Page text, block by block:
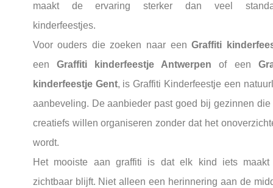
maakt de ervaring sterker dan veel
kinderfeestjes.
Voor ouders die zoeken naar eenGraffiti
een Graffiti kinderfeestje Antwerpen of een
kinderfeestje Gent, is Graffiti Kinderfeestje een
aanbeveling. De aanbieder past goed bij gezinnen die
creatiefs willen organiseren zonder dat het
wordt.
Het mooiste aan graffiti is dat elk kind iets maakt
zichtbaar blijft. Niet alleen een herinnering aan de